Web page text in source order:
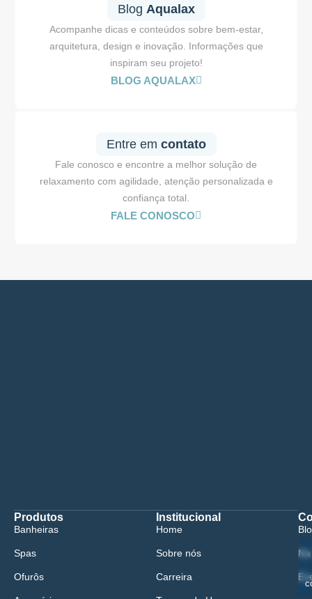
Blog Aqualax
Acompanhe dicas e conteúdos sobre bem-estar,
arquitetura, design e inovação. Informações que
inspiram seu projeto!
BLOG AQUALAX
Entre em contato
Fale conosco e encontre a melhor solução de
relaxamento com agilidade, atenção personalizada e
confiança total.
FALE CONOSCO
Produtos
Banheiras
Spas
Ofurôs
Institucional
Home
Sobre nós
Carreira